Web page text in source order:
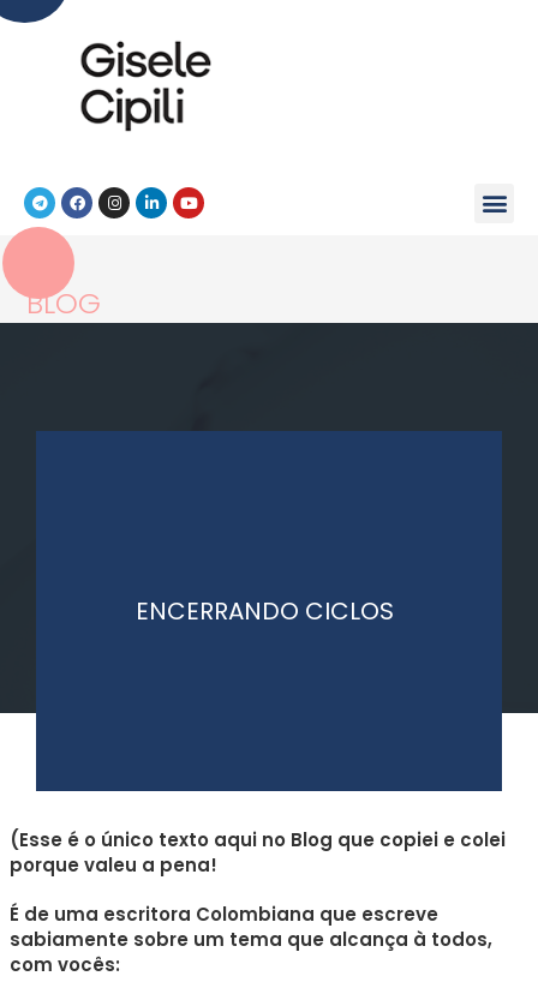
BLOG
ENCERRANDO CICLOS
(Esse é o único texto aqui no Blog que copiei e colei
porque valeu a pena!
É de uma escritora Colombiana que escreve
sabiamente sobre um tema que alcança à todos,
com vocês: